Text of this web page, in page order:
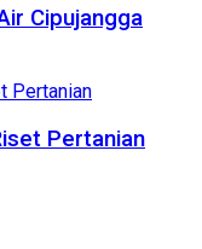
Cipujangga
Pertanian